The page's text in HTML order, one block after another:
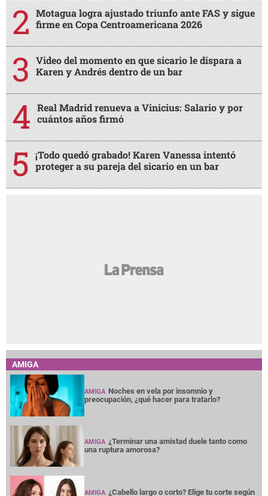
Motagua logra ajustado triunfo ante FAS y sigue
firme en Copa Centroamericana 2026
Video del momento en que sicario le dispara a
Karen y Andrés dentro de un bar
Real Madrid renueva a Vinicius: Salario y por
cuántos años firmó
¡Todo quedó grabado! Karen Vanessa intentó
proteger a su pareja del sicario en un bar
AMIGA
AMIGA Noches en vela por insomnio y
preocupación, ¿qué hacer para tratarlo?
AMIGA ¿Terminar una amistad duele tanto como
una ruptura amorosa?
AMIGA ¿Cabello largo o corto? Elige tu corte según